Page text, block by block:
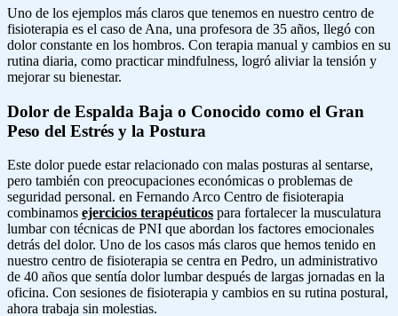
Uno de los ejemplos más claros que tenemos en nuestro centro de
fisioterapia es el caso de Ana, una profesora de 35 años, llegó con
dolor constante en los hombros. Con terapia manual y cambios en su
rutina diaria, como practicar mindfulness, logró aliviar la tensión y
mejorar su bienestar.
Dolor de Espalda Baja o Conocido como el Gran
Peso del Estrés y la Postura
Este dolor puede estar relacionado con malas posturas al sentarse,
pero también con preocupaciones económicas o problemas de
seguridad personal. en Fernando Arco Centro de fisioterapia
combinamos ejercicios terapéuticos para fortalecer la musculatura
lumbar con técnicas de PNI que abordan los factores emocionales
detrás del dolor. Uno de los casos más claros que hemos tenido en
nuestro centro de fisioterapia se centra en Pedro, un administrativo
de 40 años que sentía dolor lumbar después de largas jornadas en la
oficina. Con sesiones de fisioterapia y cambios en su rutina postural,
ahora trabaja sin molestias.